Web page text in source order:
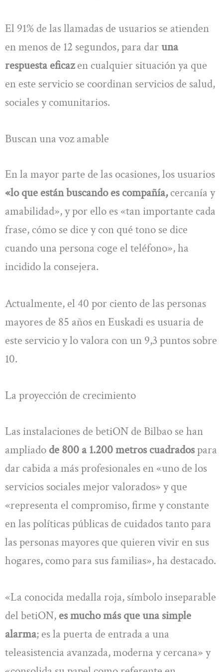
El 91% de las llamadas de usuarios se atienden
en menos de 12 segundos, para daruna
respuesta eficazen cualquier situación ya que
en este servicio se coordinan servicios de salud,
sociales y comunitarios.
Buscan una voz amable
En la mayor parte de las ocasiones, los usuarios
«lo que están buscando es compañía,cercanía y
amabilidad», y por ello es «tan importante cada
frase, cómo se dice y con qué tono se dice
cuando una persona coge el teléfono», ha
incidido la consejera.
Actualmente, el 40 por ciento de las personas
mayores de 85 años en Euskadi es usuaria de
este servicio y lo valora con un 9,3 puntos sobre
10.
La proyección de crecimiento
Las instalaciones de betiON de Bilbao se han
ampliado de 800 a 1.200 metros cuadradospara
dar cabida a más profesionales en «uno de los
servicios sociales mejor valorados» y que
«representa el compromiso, firme y constante
en las políticas públicas de cuidados tanto para
las personas mayores que quieren vivir en sus
hogares, como para sus familias», ha destacado.
«La conocida medalla roja, símbolo inseparable
del betiON, es mucho más que una simple
alarma; es la puerta de entrada a una
teleasistencia avanzada, moderna y cercana» y